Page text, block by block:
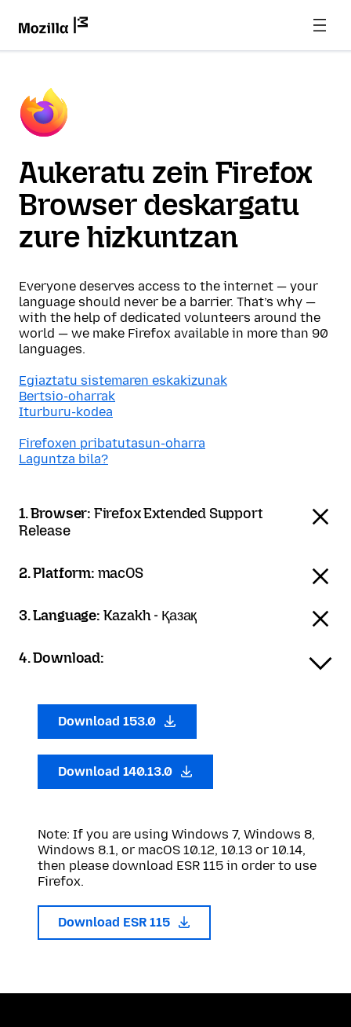
Aukeratu zein Firefox
Browser deskargatu
zure hizkuntzan
Everyone deserves access to the internet — your
language should never be a barrier. That’s why —
with the help of dedicated volunteers around the
world — we make Firefox available in more than 90
languages.
Egiaztatu sistemaren eskakizunak
Bertsio-oharrak
Iturburu-kodea
Firefoxen pribatutasun-oharra
Laguntza bila?
1. Browser: Firefox Extended Support
Release
2. Platform: macOS
3. Language: Kazakh - Қазақ
4. Download:
Download 153.0
Download 140.13.0
Note: If you are using Windows 7, Windows 8,
Windows 8.1, or macOS 10.12, 10.13 or 10.14,
then please download ESR 115 in order to use
Firefox.
Download ESR 115